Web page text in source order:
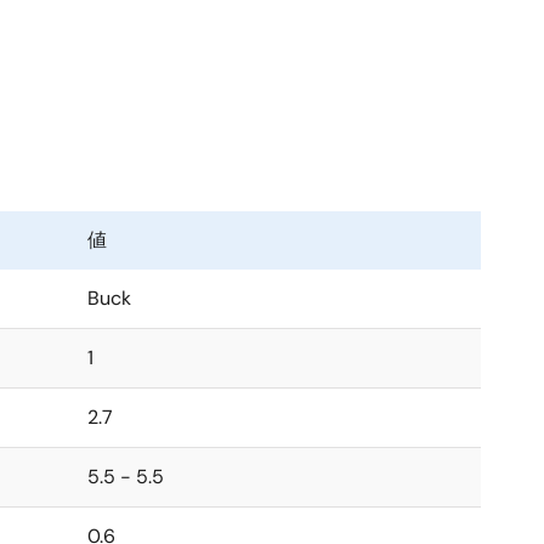
が設定されます。 ISL78233とISL78234は、軽負
減し、不連続モードでは軽負荷時のスイッチング損
あることを示します。 ISL78233とISL78234は、電
より出力コンデンサを放電します。 その他、内部固
ッドを露出した5mm×5mm 16 Ld Wettable Flank
値
Buck
1
2.7
5.5 - 5.5
0.6